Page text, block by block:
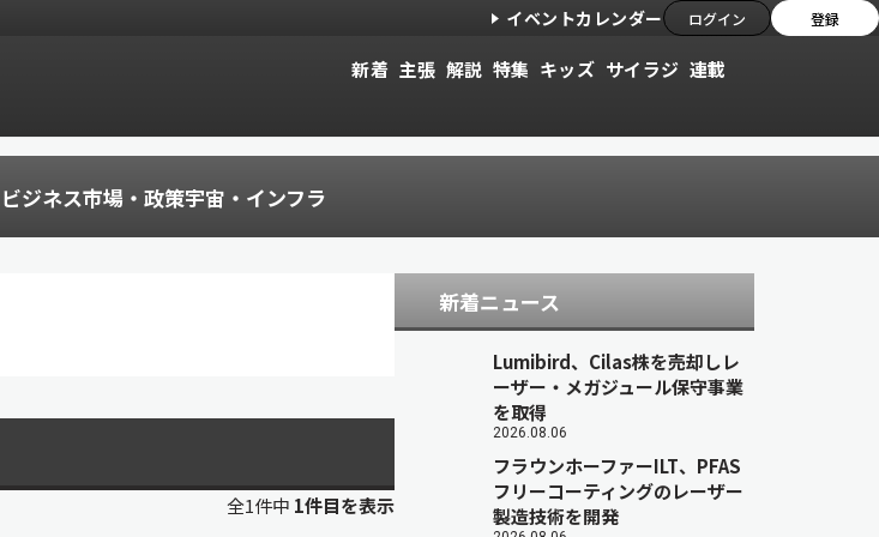
イベントカレンダー ログイン 登録
新着 主張 解説 特集 キッズ サイラジ 連載
ビジネス市場・政策宇宙・インフラ
全1件中 1件目を表示
新着ニュース
Lumibird、Cilas株を売却しレ
ーザー・メガジュール保守事業
を取得
2026.08.06
フラウンホーファーILT、PFAS
フリーコーティングのレーザー
製造技術を開発